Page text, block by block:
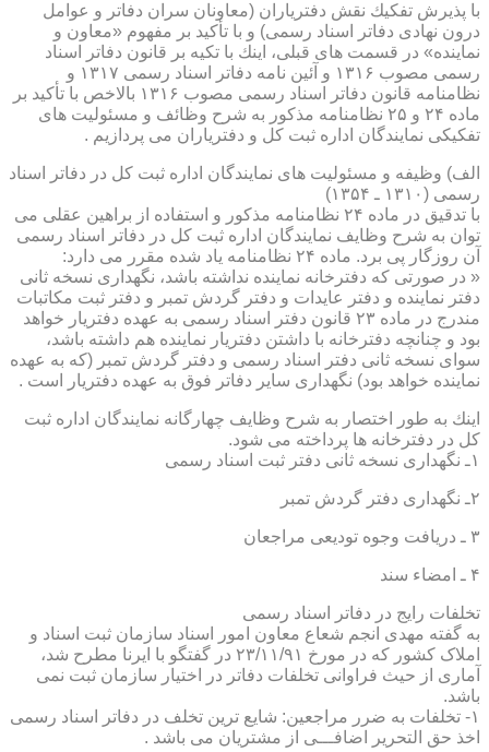
با پذیرش تفكیك نقش دفتریاران (معاونان سران دفاتر و عوامل
درون نهادی دفاتر اسناد رسمی) و با تأكید بر مفهوم «معاون و
نماینده» در قسمت های قبلی، اینك با تكیه بر قانون دفاتر اسناد
رسمی مصوب ۱۳۱۶ و آئین نامه دفاتر اسناد رسمی ۱۳۱۷ و
نظامنامه قانون دفاتر اسناد رسمی مصوب ۱۳۱۶ بالاخص با تأكید بر
ماده ۲۴ و ۲۵ نظامنامه مذكور به شرح وظائف و مسئولیت های
تفكیكی نمایندگان اداره ثبت كل و دفتریاران می پردازیم .
الف) وظیفه و مسئولیت های نمایندگان اداره ثبت كل در دفاتر اسناد
رسمی (۱۳۱۰ ـ ۱۳۵۴)
با تدقیق در ماده ۲۴ نظامنامه مذكور و استفاده از براهین عقلی می
توان به شرح وظایف نمایندگان اداره ثبت كل در دفاتر اسناد رسمی
آن روزگار پی برد. ماده ۲۴ نظامنامه یاد شده مقرر می دارد:
« در صورتی كه دفترخانه نماینده نداشته باشد، نگهداری نسخه ثانی
دفتر نماینده و دفتر عایدات و دفتر گردش تمبر و دفتر ثبت مكاتبات
مندرج در ماده ۲۳ قانون دفتر اسناد رسمی به عهده دفتریار خواهد
بود و چنانچه دفترخانه با داشتن دفتریار نماینده هم داشته باشد،
سوای نسخه ثانی دفتر اسناد رسمی و دفتر گردش تمبر (كه به عهده
نماینده خواهد بود) نگهداری سایر دفاتر فوق به عهده دفتریار است .
اینك به طور اختصار به شرح وظایف چهارگانه نمایندگان اداره ثبت
كل در دفترخانه ها پرداخته می شود.
۱ـ نگهداری نسخه ثانی دفتر ثبت اسناد رسمی
۲ـ نگهداری دفتر گردش تمبر
۳ ـ دریافت وجوه تودیعی مراجعان
۴ ـ امضاء سند
تخلفات رایج در دفاتر اسناد رسمی
به گفته مهدی انجم شعاع معاون امور اسناد سازمان ثبت اسناد و
املاک کشور که در مورخ ۲۳/۱۱/۹۱ در گفتگو با ایرنا مطرح شد،
آماری از حیث فراوانی تخلفات دفاتر در اختیار سازمان ثبت نمی
باشد.
۱- تخلفات به ضرر مراجعین: شایع ترین تخلف در دفاتر اسناد رسمی
اخذ حق التحریر اضافـــی از مشتریان می باشد .